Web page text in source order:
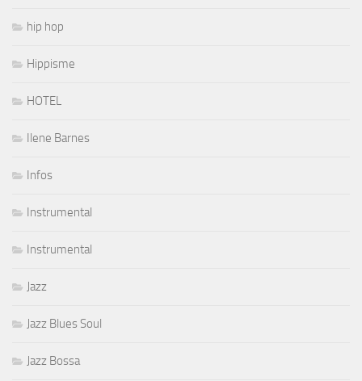
hip hop
Hippisme
HOTEL
Ilene Barnes
Infos
Instrumental
Instrumental
Jazz
Jazz Blues Soul
Jazz Bossa